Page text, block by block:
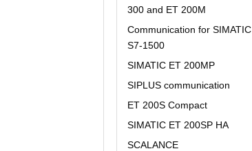
300 and ET 200M
Communication for SIMATIC
S7-1500
SIMATIC ET 200MP
SIPLUS communication
ET 200S Compact
SIMATIC ET 200SP HA
SCALANCE